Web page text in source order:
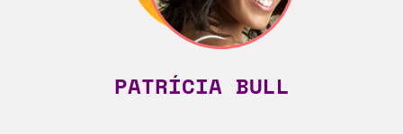
PATRÍCIA BULL